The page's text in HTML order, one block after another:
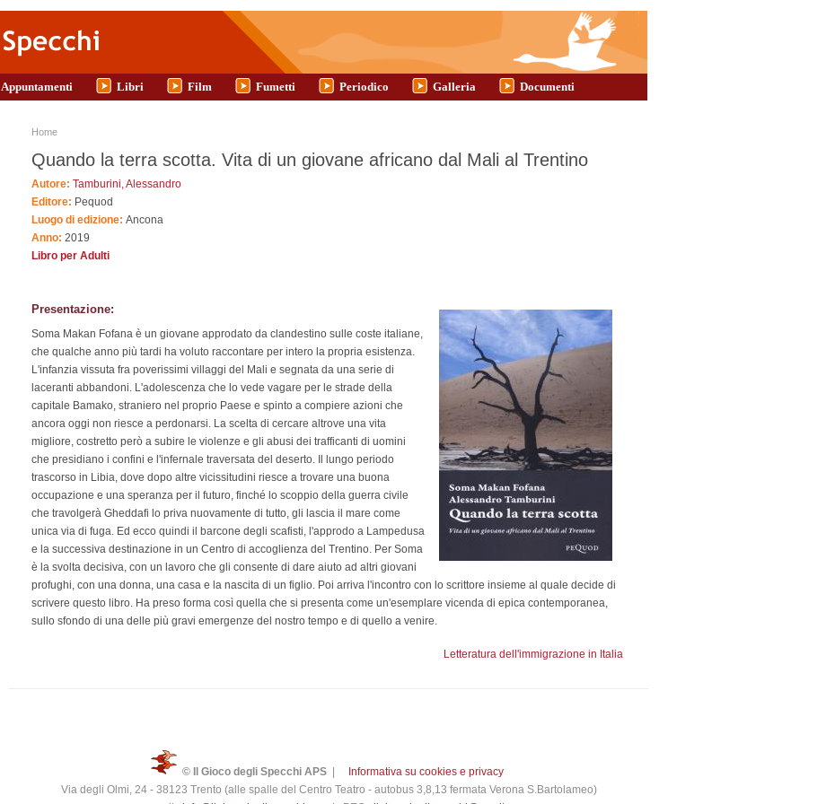
Appuntamenti Libri Film Fumetti Periodico Galleria Documenti
Tu sei qui
Home
Quando la terra scotta. Vita di un giovane africano dal Mali al Trentino
Autore: Tamburini, Alessandro
Editore: Pequod
Luogo di edizione: Ancona
Anno: 2019
Libro per Adulti
Presentazione:
Soma Makan Fofana è un giovane approdato da clandestino sulle coste italiane,
che qualche anno più tardi ha voluto raccontare per intero la propria esistenza.
L'infanzia vissuta fra poverissimi villaggi del Mali e segnata da una serie di
laceranti abbandoni. L'adolescenza che lo vede vagare per le strade della
capitale Bamako, straniero nel proprio Paese e spinto a compiere azioni che
ancora oggi non riesce a perdonarsi. La scelta di cercare altrove una vita
migliore, costretto però a subire le violenze e gli abusi dei trafficanti di uomini
che presidiano i confini e l'infernale traversata del deserto. Il lungo periodo
trascorso in Libia, dove dopo altre vicissitudini riesce a trovare una buona
occupazione e una speranza per il futuro, finché lo scoppio della guerra civile
che travolgerà Gheddafi lo priva nuovamente di tutto, gli lascia il mare come
unica via di fuga. Ed ecco quindi il barcone degli scafisti, l'approdo a Lampedusa
e la successiva destinazione in un Centro di accoglienza del Trentino. Per Soma
è la svolta decisiva, con un lavoro che gli consente di dare aiuto ad altri giovani
profughi, con una donna, una casa e la nascita di un figlio. Poi arriva l'incontro con lo scrittore insieme al quale decide di
scrivere questo libro. Ha preso forma così quella che si presenta come un'esemplare vicenda di epica contemporanea,
sullo sfondo di una delle più gravi emergenze del nostro tempo e di quello a venire.
Letteratura dell'immigrazione in Italia
© Il Gioco degli Specchi APS|
Informativa su cookies e privacy
Via degli Olmi, 24 - 38123 Trento (alle spalle del Centro Teatro - autobus 3,8,13 fermata Verona S.Bartolameo)